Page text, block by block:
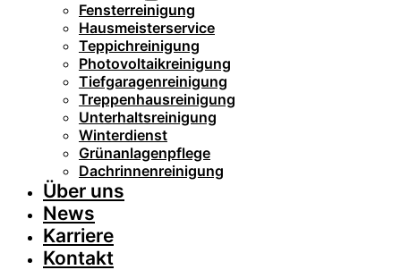
Fensterreinigung
Hausmeisterservice
Teppichreinigung
Photovoltaikreinigung
Tiefgaragenreinigung
Treppenhausreinigung
Unterhaltsreinigung
Winterdienst
Grünanlagenpflege
Dachrinnenreinigung
Über uns
News
Karriere
Kontakt